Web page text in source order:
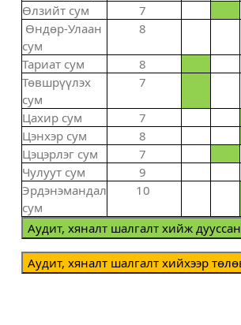
Өлзийт сум
7
Өндөр-Улаан
сум
8
Тариат сум
8
Төвшрүүлэх
сум
7
Цахир сум
7
Цэнхэр сум
8
Цэцэрлэг сум
7
Чулуут сум
9
Эрдэнэмандал
сум
10
Аудит, хяналт шалгалт хийж дууссан
Аудит, хяналт шалгалт хийхээр